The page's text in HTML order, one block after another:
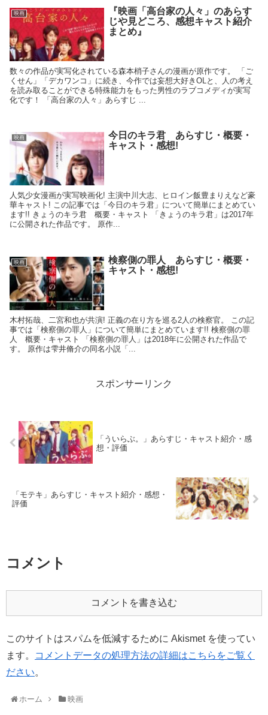
映画
『映画「高台家の人々」のあらす
じや見どころ、感想キャスト紹介
まとめ』
数々の作品が実写化されている森本梢子さんの漫画が原作です。 「ご
くせん」「デカワンコ」に続き、今作では妄想大好きOLと、人の考え
を読み取ることができる特殊能力をもった男性のラブコメディが実写
化です！ 「高台家の人々」あらすじ ...
映画
今日のキラ君 あらすじ・概要・
キャスト・感想!
人気少女漫画が実写映画化! 主演中川大志、ヒロイン飯豊まりえなど豪
華キャスト! この記事では「今日のキラ君」について簡単にまとめてい
ます!! きょうのキラ君 概要・キャスト 「きょうのキラ君」は2017年
に公開された作品です。 原作...
映画
検察側の罪人 あらすじ・概要・
キャスト・感想!
木村拓哉、二宮和也が共演! 正義の在り方を巡る2人の検察官。 この記
事では「検察側の罪人」について簡単にまとめています!! 検察側の罪
人 概要・キャスト 「検察側の罪人」は2018年に公開された作品で
す。 原作は雫井脩介の同名小説「...
スポンサーリンク
「ういらぶ。」あらすじ・キャスト紹介・感
想・評価
「モテキ」あらすじ・キャスト紹介・感想・
評価
コメント
コメントを書き込む
このサイトはスパムを低減するために Akismet を使ってい
ます。
コメントデータの処理方法の詳細はこちらをご覧く
ださい。
ホーム 映画